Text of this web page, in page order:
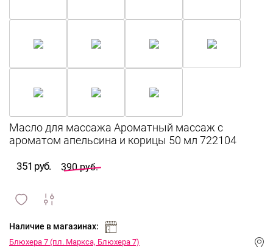
351 руб. 390 руб.
и
Наличие в магазинах:
Блюхера 7 (пл. Маркса, Блюхера 7)